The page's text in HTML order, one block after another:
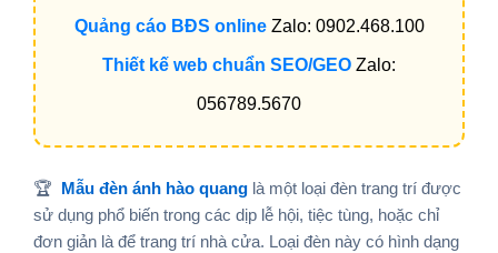
Quảng cáo BĐS onlineZalo: 0902.468.100
Thiết kế web chuẩn SEO/GEO Zalo:
056789.5670
🏆 Mẫu đèn ánh hào quang là một loại đèn trang trí được
sử dụng phổ biến trong các dịp lễ hội, tiệc tùng, hoặc chỉ
đơn giản là để trang trí nhà cửa. Loại đèn này có hình dạng